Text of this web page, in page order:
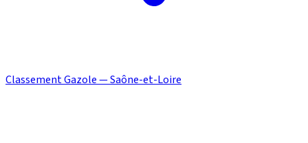
Classement Gazole — Saône-et-Loire